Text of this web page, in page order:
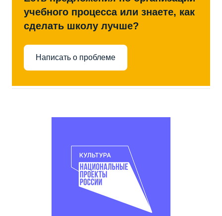
учебного процесса или знаете, как
сделать школу лучше?
Написать о проблеме